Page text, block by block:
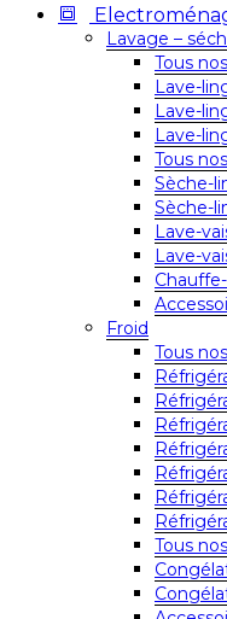
Lavage –
Tous
Lave-
Lave-
Lave-
Tous
Sèche-
Sèche-
Lave-
Lave-
Froid
Tous
Tous